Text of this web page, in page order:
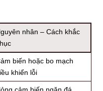
nhân – Cách khắc
biến hoặc bo mạch
khiển lỗi